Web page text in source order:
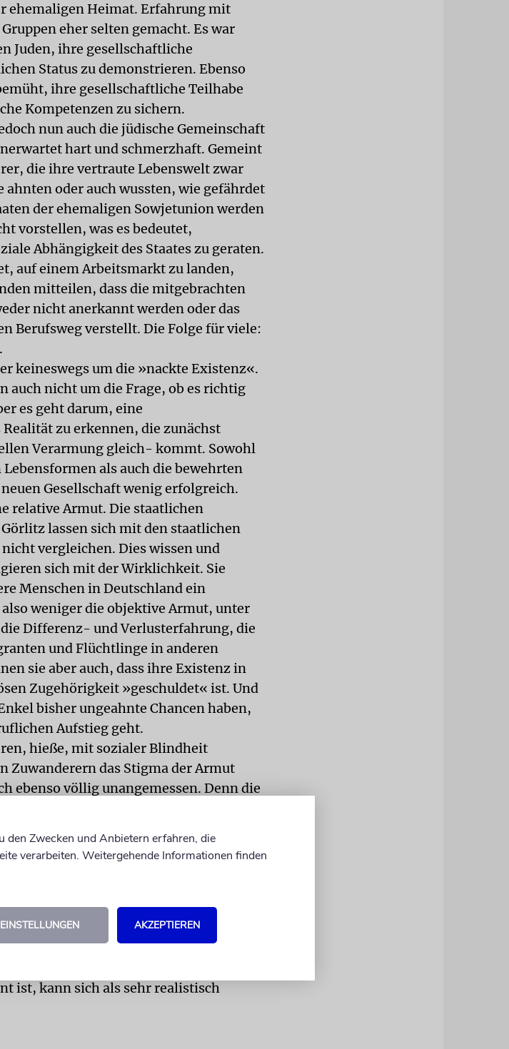
ehemaligen Heimat. Erfahrung mit
eher selten gemacht. Es war
Juden, ihre gesellschaftliche
Status zu demonstrieren. Ebenso
ihre gesellschaftliche Teilhabe
Kompetenzen zu sichern.
nun auch die jüdische Gemeinschaft
hart und schmerzhaft. Gemeint
die ihre vertraute Lebenswelt zwar
ahnten oder auch wussten, wie gefährdet
der ehemaligen Sowjetunion werden
vorstellen, was es bedeutet,
Abhängigkeit des Staates zu geraten.
auf einem Arbeitsmarkt zu landen,
mitteilen, dass die mitgebrachten
nicht anerkannt werden oder das
Berufsweg verstellt. Die Folge für viele:
keineswegs um die »nackte Existenz«.
auch nicht um die Frage, ob es richtig
es geht darum, eine
zu erkennen, die zunächst
Verarmung gleich- kommt. Sowohl
als auch die bewehrten
Gesellschaft wenig erfolgreich.
relative Armut. Die staatlichen
lassen sich mit den staatlichen
vergleichen. Dies wissen und
sich mit der Wirklichkeit. Sie
Menschen in Deutschland ein
weniger die objektive Armut, unter
Differenz- und Verlusterfahrung, die
und Flüchtlinge in anderen
sie aber auch, dass ihre Existenz in
Zugehörigkeit »geschuldet« ist. Und
bisher ungeahnte Chancen haben,
Aufstieg geht.
hieße, mit sozialer Blindheit
Zuwanderern das Stigma der Armut
ebenso völlig unangemessen. Denn die
Anschlussfähigkeit unter
verbindet sich mit den Überlebenden
nicht so ohne Weiteres. Das ahnen
aus der ehemaligen Sowjetunion, wenn
ist, kann sich als sehr realistisch
den Zwecken und Anbietern erfahren, die
verarbeiten. Weitergehende Informationen finden
EINSTELLUNGEN AKZEPTIEREN